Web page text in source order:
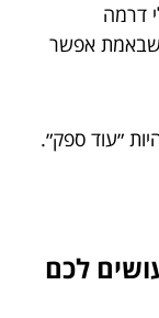
דרמה
שבאמת אפשר
״עוד ספק״.
לכם